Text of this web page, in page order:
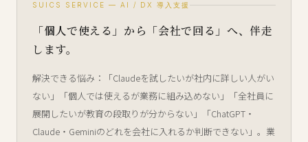
SUICS SERVICE — AI / DX 導入支援
「個人で使える」から「会社で回る」へ、伴走
します。
解決できる悩み：「Claudeを試したいが社内に詳しい人がい
ない」「個人では使えるが業務に組み込めない」「全社員に
展開したいが教育の段取りが分からない」「ChatGPT・
Claude・Geminiのどれを会社に入れるか判断できない」。業